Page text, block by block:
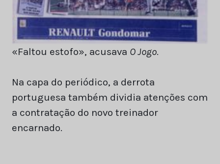
«Faltou estofo», acusava O Jogo.
Na capa do periódico, a derrota
portuguesa também dividia atenções com
a contratação do novo treinador
encarnado.